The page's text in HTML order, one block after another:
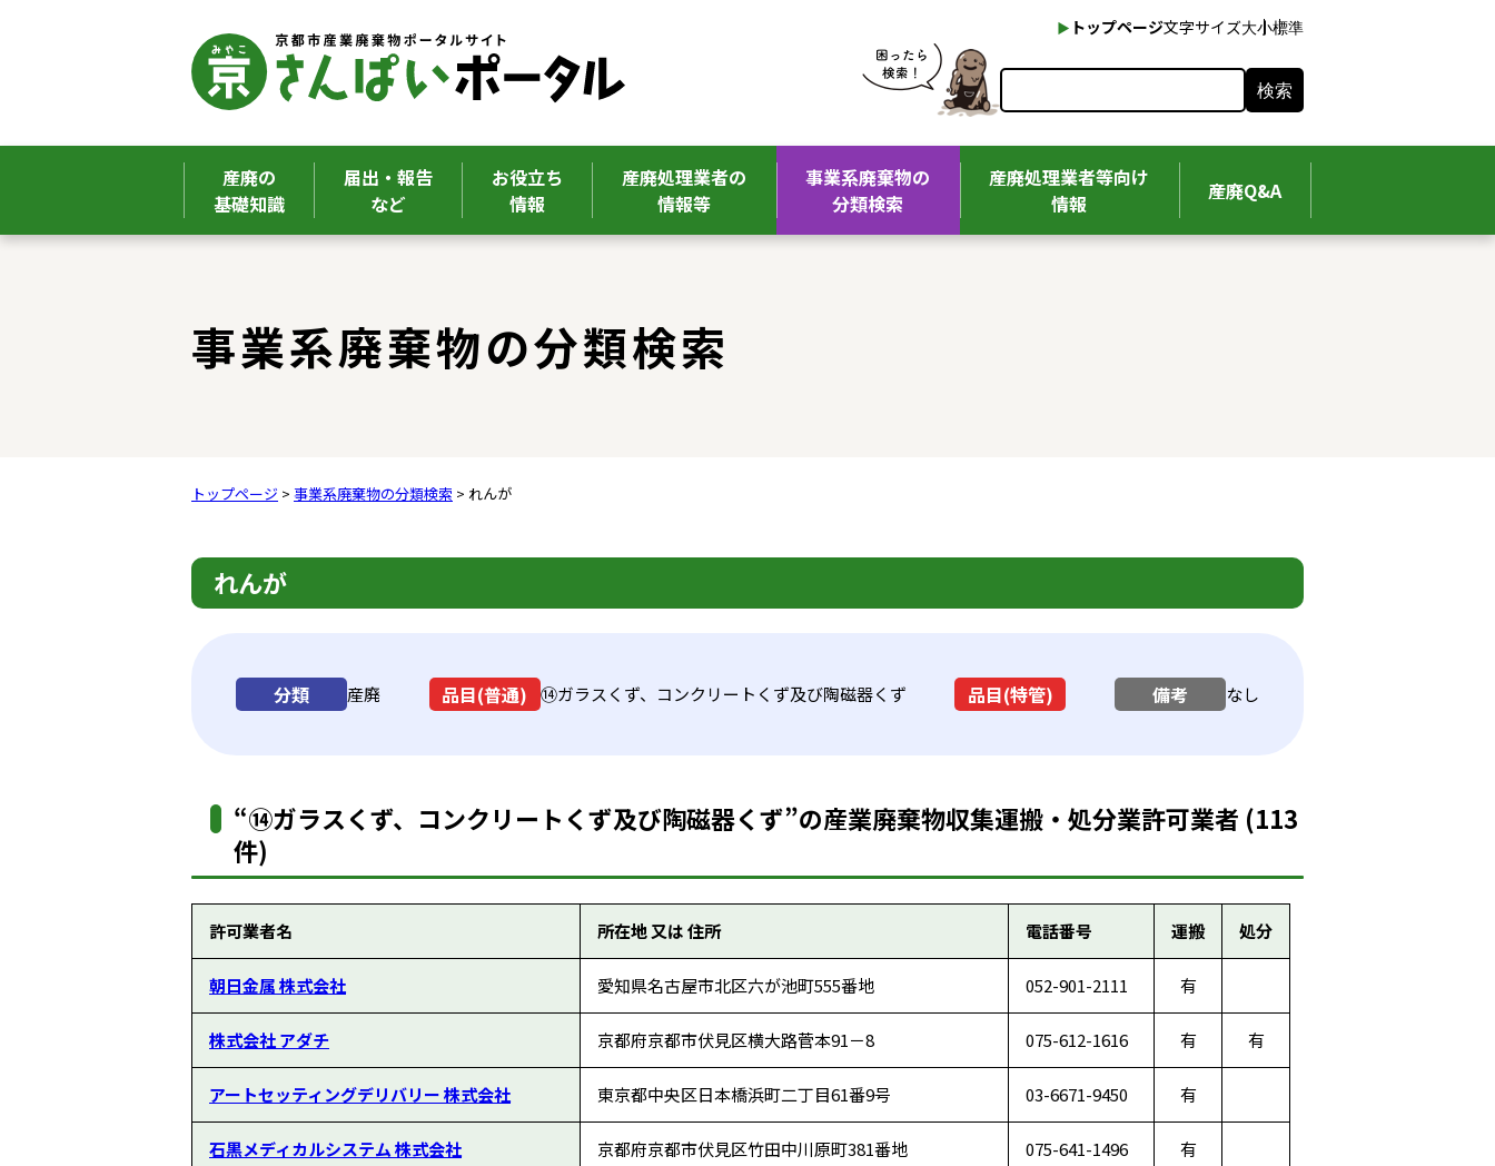
本文へ
トップページ文字サイズ大小標準
検索
産廃の
基礎知識
届出・報告
など
お役立ち
情報
産廃処理業者の
情報等
事業系廃棄物の
分類検索
産廃処理業者等向け
情報
産廃Q&A
事業系廃棄物の分類検索
トップページ > 事業系廃棄物の分類検索 > れんが
れんが
分類 産廃 品目(普通) ⑭ガラスくず、コンクリートくず及び陶磁器くず 品目(特管) 備考 なし
“⑭ガラスくず、コンクリートくず及び陶磁器くず”の産業廃棄物収集運搬・処分業許可業者 (113
件)
許可業者名 所在地 又は 住所 電話番号 運搬 処分
朝日金属 株式会社 愛知県名古屋市北区六が池町555番地 052-901-2111 有
株式会社 アダチ 京都府京都市伏見区横大路菅本91－8 075-612-1616 有 有
アートセッティングデリバリー 株式会社 東京都中央区日本橋浜町二丁目61番9号 03-6671-9450 有
石黒メディカルシステム 株式会社 京都府京都市伏見区竹田中川原町381番地 075-641-1496 有